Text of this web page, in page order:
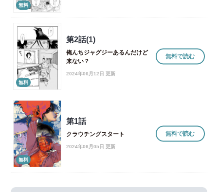
無料
無料
第2話(1)
俺んちジャグジーあるんだけど
来ない？
2024年06月12日 更新
無料で読む
無料
第1話
クラウチングスタート
2024年06月05日 更新
無料で読む